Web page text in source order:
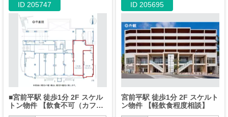
ID 205747
■宮前平駅 徒歩1分 2F スケル
トン物件 【飲食不可（カフェ
ID 205695
宮前平駅 徒歩1分 2F スケルト
ン物件 【軽飲食程度相談】